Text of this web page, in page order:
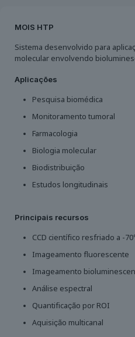
MOIS HTP
Sistema desenvolvido para
molecular envolvendo
Aplicações
Pesquisa biomédica
Monitoramento tumoral
Farmacologia
Biologia molecular
Biodistribuição
Estudos longitudinais
Principais recursos
CCD científico resfriado a -
Imageamento fluorescente
Imageamento
Análise espectral
Quantificação por ROI
Aquisição multicanal